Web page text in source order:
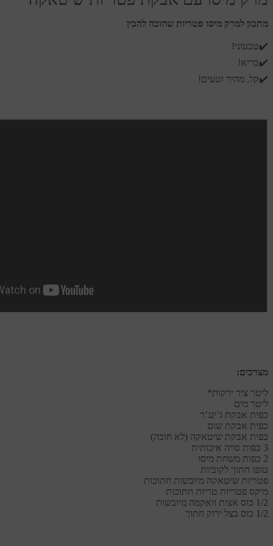
מתכון למרק מיסו פטריות שחובה להכין
✔️טבעוני!
✔️בריא!
✔️קל, מהיר וטעים!
מצרכים:
ליטר ציר ירקות*
ליטר מים
כפית אבקת ג’ינג’ר
כפית אבקת שום
כפית אבקת שיטאקה (לא חובה)
3 כפות סויה איכותית
2 כפות משחת מיסו
טופו חתוך לקוביות
פטריות שיטאקה מיובשות חתוכות
מיקס פטריות טריות חתוכות
1/2 כוס אצות וואקמה מיובשות
1/2 כוס בצל ירוק חתוך